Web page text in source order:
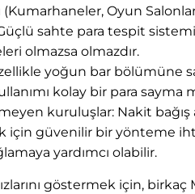
(Kumarhaneler, Oyun
sahte para tespit
olmazsa olmazdır.
yoğun bar bölümüne
kolay bir para sayma
kuruluşlar: Nakit
güvenilir bir yönteme
yardımcı olabilir.
göstermek için,